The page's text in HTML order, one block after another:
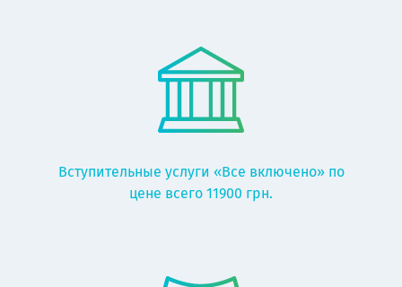
Вступительные услуги «Все включено» по
цене всего 11900 грн.